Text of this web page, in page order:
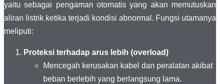
yaitu sebagai pengaman otomatis yang akan memutuskan
aliran listrik ketika terjadi kondisi abnormal. Fungsi utamanya
meliputi:
Proteksi terhadap arus lebih (overload)
Mencegah kerusakan kabel dan peralatan akibat
beban berlebih yang berlangsung lama.